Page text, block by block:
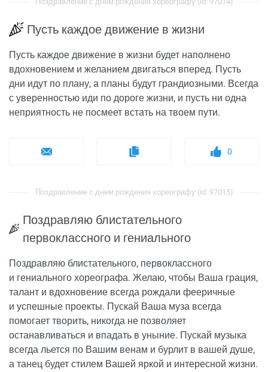
Пусть каждое движение в жизни
Пусть каждое движение в жизни будет наполнено
вдохновением и желанием двигаться вперед. Пусть
дни идут по плану, а планы будут грандиозными. Всегда
с уверенностью иди по дороге жизни, и пусть ни одна
неприятность не посмеет встать на твоем пути.
0
Поздравление с днем рождения хореографу (id: 97015)
Поздравляю блистательного
первоклассного и гениального
Поздравляю блистательного, первоклассного
и гениального хореографа. Желаю, чтобы Ваша грация,
талант и вдохновение всегда рождали фееричные
и успешные проекты. Пускай Ваша муза всегда
помогает творить, никогда не позволяет
останавливаться и впадать в уныние. Пускай музыка
всегда льется по Вашим венам и бурлит в вашей душе,
а танец будет стилем Вашей яркой и интересной жизни.